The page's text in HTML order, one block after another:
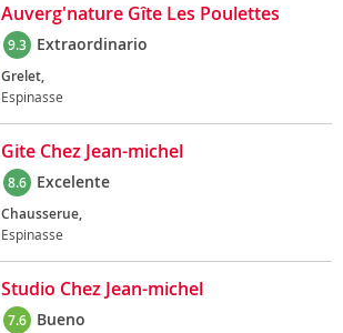
Auverg'nature Gîte Les Poulettes
9.3 Extraordinario
Grelet,
Espinasse
Gite Chez Jean-michel
8.6 Excelente
Chausserue,
Espinasse
Studio Chez Jean-michel
7.6 Bueno